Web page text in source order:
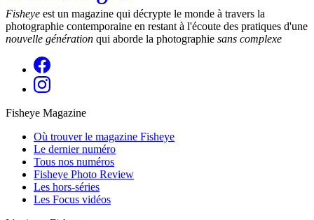
Fisheye est un magazine qui décrypte le monde à travers la
photographie contemporaine en restant à l'écoute des pratiques d'une
nouvelle génération qui aborde la photographie sans complexe
Fisheye Magazine
Où trouver le magazine Fisheye
Le dernier numéro
Tous nos numéros
Fisheye Photo Review
Les hors-séries
Les Focus vidéos